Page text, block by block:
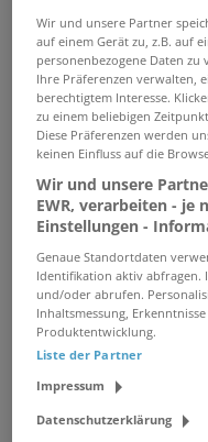
16
GRENZEN
HR-Manager
Kinder- &
Teilzeit
07.08.2026 /
/ Mönchengladbach
Sachbearbeiter
(m/w/d)
Wir und unsere Partner
auf einem Gerät zu, z.B. auf
personenbezogene Daten
Ihre Präferenzen verwalten,
berechtigtem Interesse.
zu einem beliebigen
Diese Präferenzen werden
keinen Einfluss auf die
Wir und unsere
EWR, verarbeiten - je
Einstellungen -
Genaue Standortdaten
Identifikation aktiv abfragen.
und/oder abrufen.
Inhaltsmessung,
Produktentwicklung.
Liste der Partner
Impressum
Datenschutzerklärung